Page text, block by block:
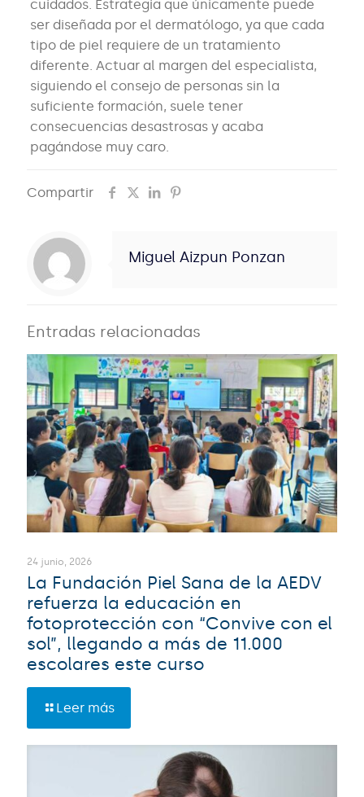
cuidados. Estrategia que únicamente puede
ser diseñada por el dermatólogo, ya que cada
tipo de piel requiere de un tratamiento
diferente. Actuar al margen del especialista,
siguiendo el consejo de personas sin la
suficiente formación, suele tener
consecuencias desastrosas y acaba
pagándose muy caro.
Compartir
Miguel Aizpun Ponzan
Entradas relacionadas
24 junio, 2026
La Fundación Piel Sana de la AEDV
refuerza la educación en
fotoprotección con “Convive con el
sol”, llegando a más de 11.000
escolares este curso
Leer más